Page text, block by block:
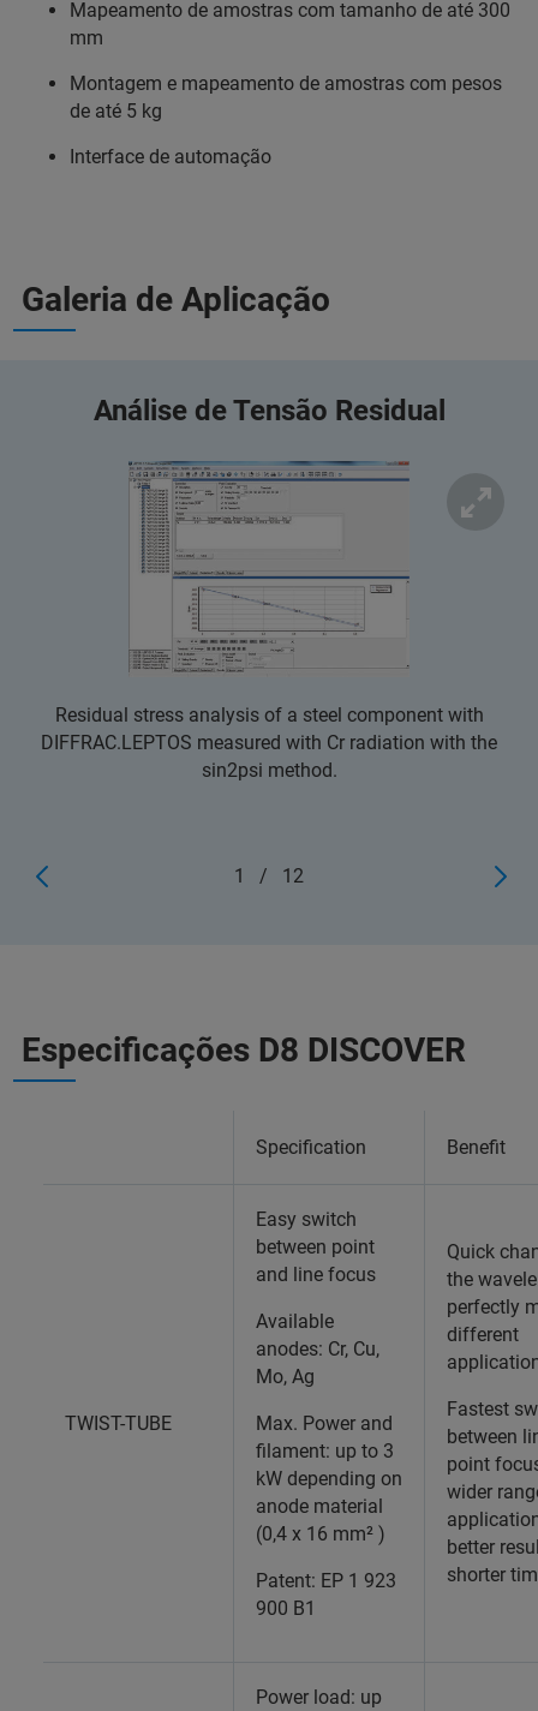
Mapeamento de amostras com tamanho de até 300
mm
Montagem e mapeamento de amostras com pesos
de até 5 kg
Interface de automação
Galeria de Aplicação
Análise de Tensão Residual
Residual stress analysis of a steel component with
DIFFRAC.LEPTOS measured with Cr radiation with the
sin2psi method.
1 / 12
Especificações D8 DISCOVER
Specification Benefit
TWIST-TUBE
Easy switch
between point
and line focus
Available
anodes: Cr, Cu,
Mo, Ag
Max. Power and
filament: up to 3
kW depending on
anode material
(0,4 x 16 mm² )
Patent: EP 1 923
900 B1
Quick
the
perfectly
different
Fastest
between
point
wider
better
shorter
Power load: up